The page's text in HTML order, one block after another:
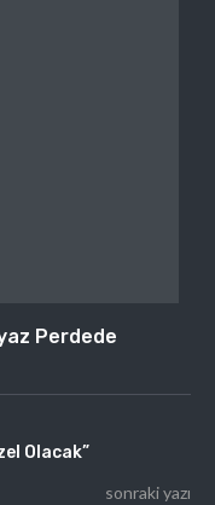
Perdede
Olacak”
sonraki yazı